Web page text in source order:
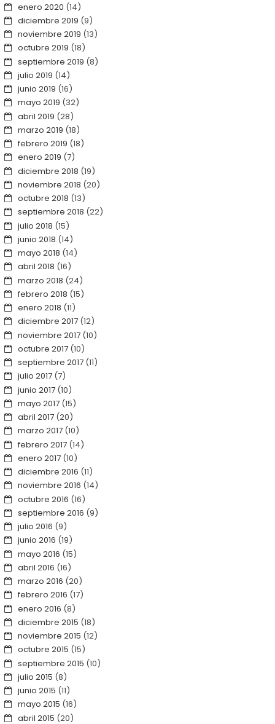
enero 2020 (14)
diciembre 2019 (9)
noviembre 2019 (13)
octubre 2019 (18)
septiembre 2019 (8)
julio 2019 (14)
junio 2019 (16)
mayo 2019 (32)
abril 2019 (28)
marzo 2019 (18)
febrero 2019 (18)
enero 2019 (7)
diciembre 2018 (19)
noviembre 2018 (20)
octubre 2018 (13)
septiembre 2018 (22)
julio 2018 (15)
junio 2018 (14)
mayo 2018 (14)
abril 2018 (16)
marzo 2018 (24)
febrero 2018 (15)
enero 2018 (11)
diciembre 2017(12)
noviembre 2017(10)
octubre 2017(10)
septiembre 2017(11)
julio 2017(7)
junio 2017(10)
mayo 2017(15)
abril 2017(20)
marzo 2017(10)
febrero 2017(14)
enero 2017(10)
diciembre 2016 (11)
noviembre 2016 (14)
octubre 2016 (16)
septiembre 2016 (9)
julio 2016 (9)
junio 2016 (19)
mayo 2016 (15)
abril 2016 (16)
marzo 2016 (20)
febrero 2016 (17)
enero 2016 (8)
diciembre 2015 (18)
noviembre 2015 (12)
octubre 2015 (15)
septiembre 2015 (10)
julio 2015 (8)
junio 2015 (11)
mayo 2015 (16)
abril 2015 (20)